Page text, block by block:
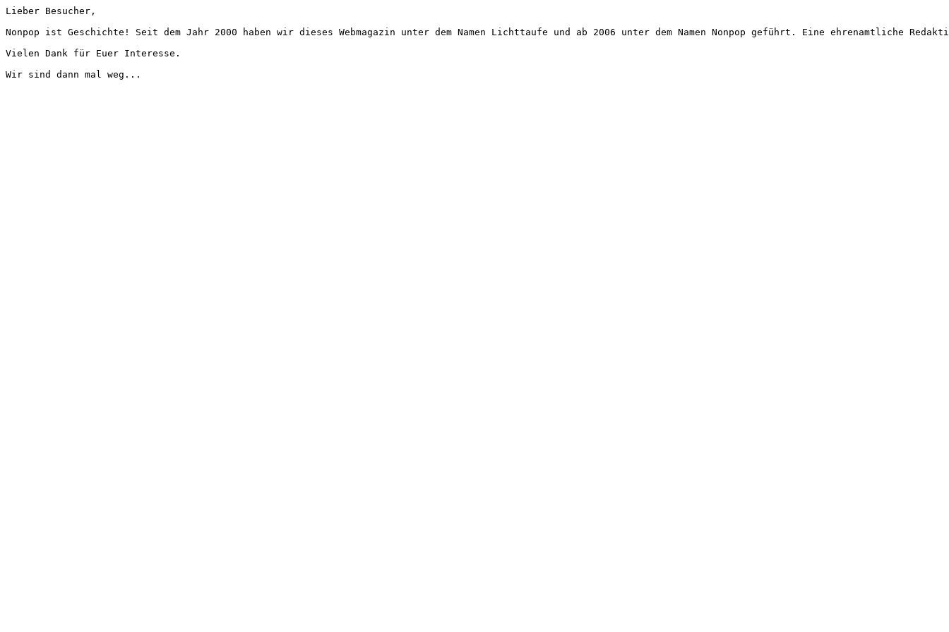
Lieber Besucher,
Nonpop ist Geschichte! Seit dem Jahr 2000 haben wir dieses Webmagazin unter dem Namen Lichttaufe und ab 2006 unter dem Namen Nonpop geführt. Eine ehrenamtliche
Vielen Dank für Euer Interesse.
Wir sind dann mal weg...